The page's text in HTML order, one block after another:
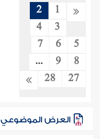
1
2
3
4
5
6
7
8
9
...
27
28
العرض الموضوعي